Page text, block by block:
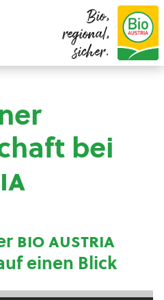
Bio,
regional,
sicher.
bei
bio austria
einen Blick